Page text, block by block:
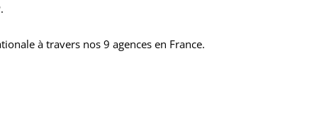
à travers nos 9 agences en France.